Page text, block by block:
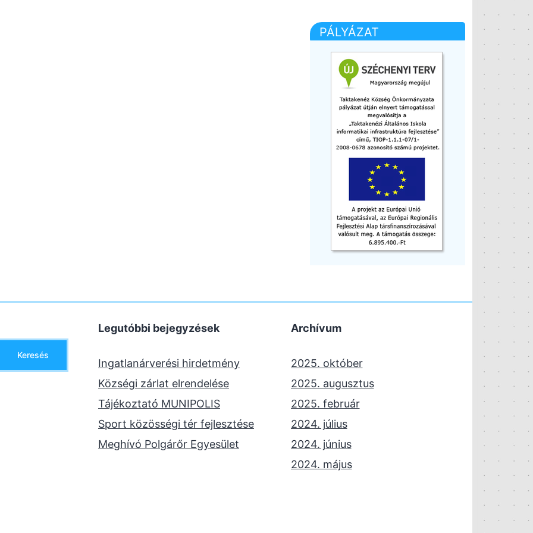
PÁLYÁZAT
Keresés
Legutóbbi bejegyzések
Ingatlanárverési hirdetmény
Községi zárlat elrendelése
Tájékoztató MUNIPOLIS
Sport közösségi tér fejlesztése
Meghívó Polgárőr Egyesület
Archívum
2025. október
2025. augusztus
2025. február
2024. július
2024. június
2024. május